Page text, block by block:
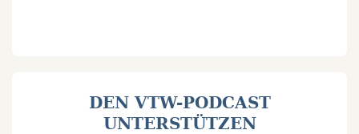
DEN VTW-PODCAST
UNTERSTÜTZEN